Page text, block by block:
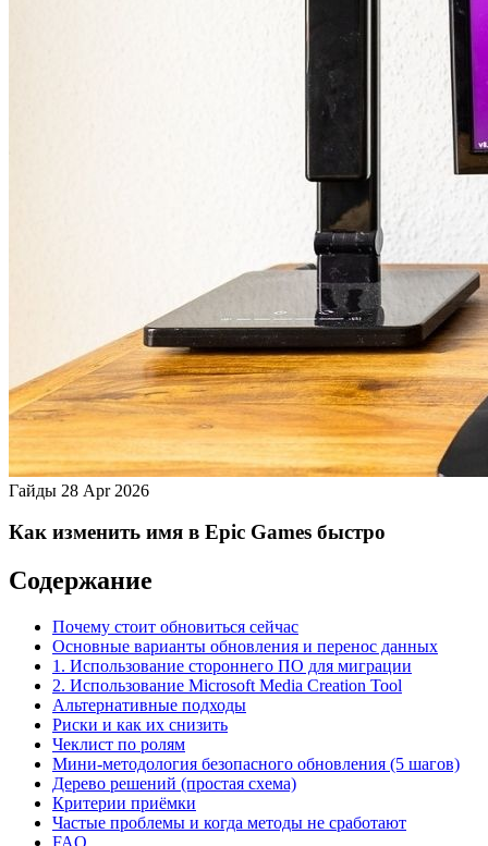
Гайды 28 Apr 2026
Как изменить имя в Epic Games быстро
Содержание
Почему стоит обновиться сейчас
Основные варианты обновления и перенос данных
1. Использование стороннего ПО для миграции
2. Использование Microsoft Media Creation Tool
Альтернативные подходы
Риски и как их снизить
Чеклист по ролям
Мини‑методология безопасного обновления (5 шагов)
Дерево решений (простая схема)
Критерии приёмки
Частые проблемы и когда методы не сработают